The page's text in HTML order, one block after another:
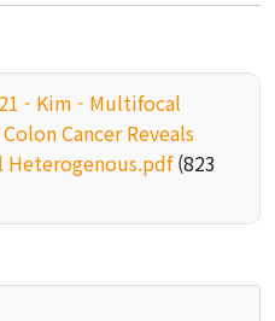
- Kim - Multifocal
Cancer Reveals
Heterogenous.pdf (823